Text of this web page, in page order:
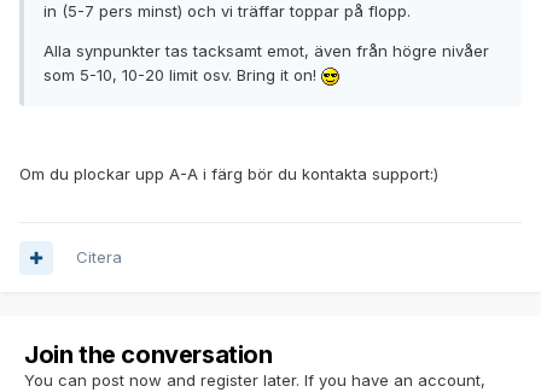
in (5-7 pers minst) och vi träffar toppar på flopp.
Alla synpunkter tas tacksamt emot, även från högre nivåer
som 5-10, 10-20 limit osv. Bring it on!
Om du plockar upp A-A i färg bör du kontakta support:)
Citera
Join the conversation
You can post now and register later. If you have an account,